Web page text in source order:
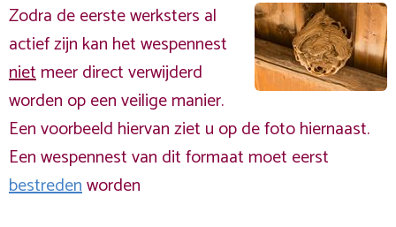
Zodra de eerste werksters al
actief zijn kan het wespennest
nietmeer direct verwijderd
worden op een veilige manier.
Een voorbeeld hiervan ziet u op de foto hiernaast.
Een wespennest van dit formaat moet eerst
bestredenworden